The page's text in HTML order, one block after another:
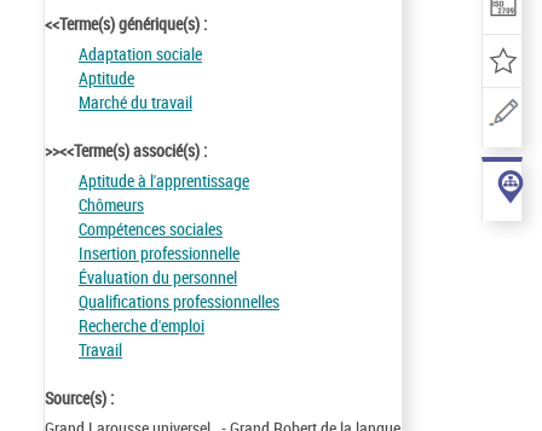
<<Terme(s) générique(s) :
Adaptation sociale
Aptitude
Marché du travail
>><<Terme(s) associé(s) :
Aptitude à l'apprentissage
Chômeurs
Compétences sociales
Insertion professionnelle
Évaluation du personnel
Qualifications professionnelles
Recherche d'emploi
Travail
Source(s) :